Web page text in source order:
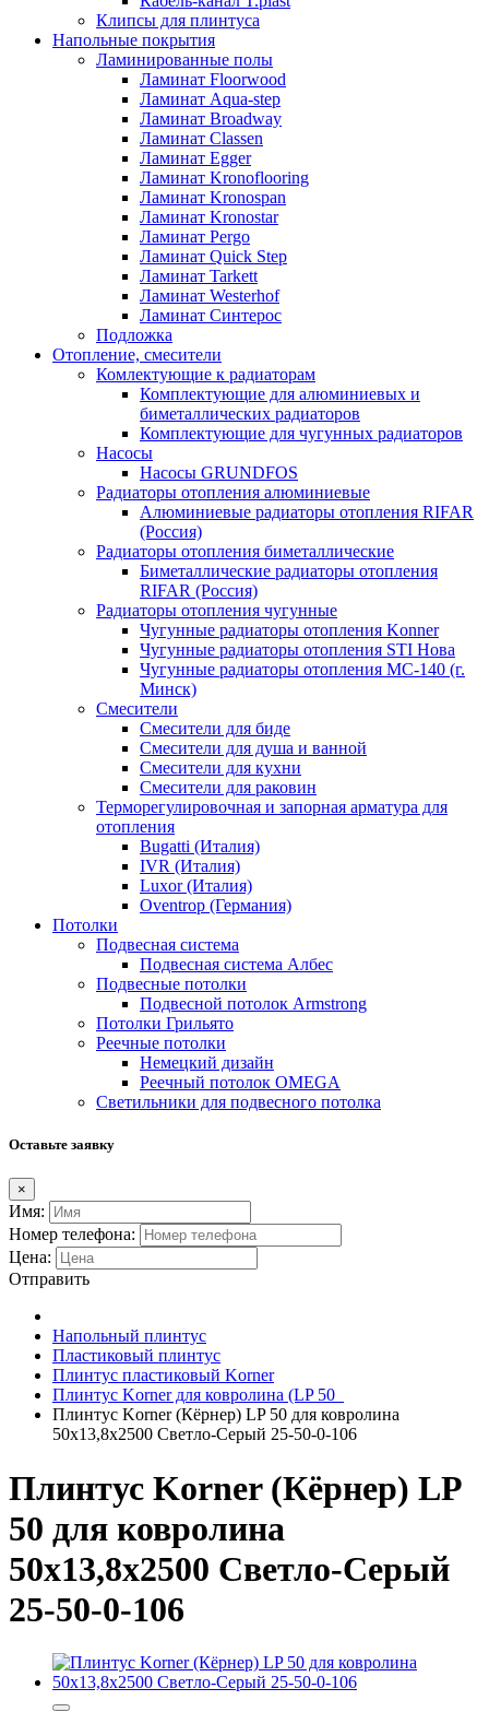
Клипсы для плинтуса
Напольные покрытия
Ламинированные полы
Ламинат Floorwood
Ламинат Aqua-step
Ламинат Broadway
Ламинат Classen
Ламинат Egger
Ламинат Kronoflooring
Ламинат Kronospan
Ламинат Kronostar
Ламинат Pergo
Ламинат Quick Step
Ламинат Tarkett
Ламинат Westerhof
Ламинат Синтерос
Подложка
Отопление, смесители
Комлектующие к радиаторам
Комплектующие для алюминиевых и
биметаллических радиаторов
Комплектующие для чугунных радиаторов
Насосы
Насосы GRUNDFOS
Радиаторы отопления алюминиевые
Алюминиевые радиаторы отопления RIFAR
(Россия)
Радиаторы отопления биметаллические
Биметаллические радиаторы отопления
RIFAR (Россия)
Радиаторы отопления чугунные
Чугунные радиаторы отопления Konner
Чугунные радиаторы отопления STI Нова
Чугунные радиаторы отопления МС-140 (г.
Минск)
Смесители
Смесители для биде
Смесители для душа и ванной
Смесители для кухни
Смесители для раковин
Терморегулировочная и запорная арматура для
отопления
Bugatti (Италия)
IVR (Италия)
Luxor (Италия)
Oventrop (Германия)
Потолки
Подвесная система
Подвесная система Албес
Подвесные потолки
Подвесной потолок Armstrong
Потолки Грильято
Реечные потолки
Немецкий дизайн
Реечный потолок OMEGA
Светильники для подвесного потолка
Оставьте заявку
×
Имя:
Номер телефона:
Цена:
Отправить
Напольный плинтус
Пластиковый плинтус
Плинтус пластиковый Korner
Плинтус Korner для ковролина (LP 50_
Плинтус Korner (Кёрнер) LP 50 для ковролина
50х13,8х2500 Светло-Серый 25-50-0-106
Плинтус Korner (Кёрнер) LP
50 для ковролина
50х13,8х2500 Светло-Серый
25-50-0-106